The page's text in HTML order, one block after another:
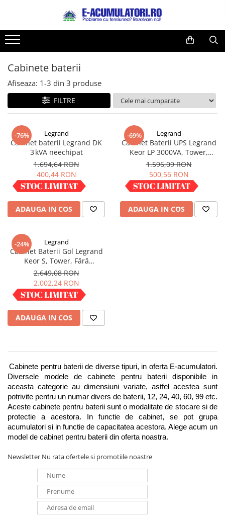
Toate Produsele
Acumulatori, Baterii si Incarcatoare
Uzuale
Baterii alcaline
Baterii litiu
Baterii rotunde argint
Baterii auditive
Accesorii baterii
Baterii Industriale
Acumulatori
Ni-MH
Li-Ion
Panouri fotovoltaice si accesorii
Panouri fotovoltaice
Sisteme prindere panouri
fotovoltaice
Accesorii
Invertoare
Invertoare Hibrid
Controlere solare
MPPT
PWM
Convertoare de tensiune
Sisteme de stocare energie
Pachete complete stocare energie
Sisteme de Stocare Comerciale
Sisteme fotovoltaice complete
Sisteme fotovoltaice de putere
mica (rulota/caravan/case de
Reduceri de vara
Cabluri
Acumulatori
Diverse
Prelungitoare
Panouri fotovoltaice
Invertoare
Statii de incarcare EV
Cabinete baterii
Afiseaza: 1-3 din 3 produse
FILTRE
-76% Legrand
Cabinet baterii Legrand DK
3 kVA neechipat
1.694,64 RON
400,44 RON
IN STOC
ADAUGA IN COS
-69% Legrand
Cabinet Baterii UPS Legrand
Keor LP 3000VA, Tower,
neechipat, 310600
1.596,09 RON
500,56 RON
IN STOC
ADAUGA IN COS
-24% Legrand
Cabinet Baterii Gol Legrand
Keor S, Tower, Fără
Acumulatori, 310740
2.649,08 RON
2.002,24 RON
IN STOC
ADAUGA IN COS
Cabinete pentru baterii de diverse tipuri, in oferta E-acumulatori.
Diversele modele de cabinete pentru baterii disponibile in
aceasta categorie au dimensiuni variate, astfel acestea sunt
potrivite pentru un numar divers de baterii, 12, 24, 40, 60, 99 etc.
Aceste cabinete pentru baterii sunt o modalitate de stocare si de
protectie a acestora. In functie de cabinet, se pot grupa
acumulatori si in functie de capacitatea acestora. Alege acum un
model de cabinet pentru baterii din oferta noastra.
Newsletter Nu rata ofertele si promotiile noastre